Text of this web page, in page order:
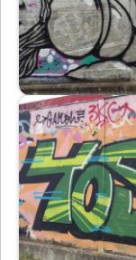
Immagine